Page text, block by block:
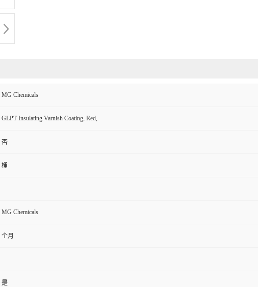
MG Chemicals
GLPT Insulating Varnish Coating, Red,
否
桶
MG Chemicals
个月
是